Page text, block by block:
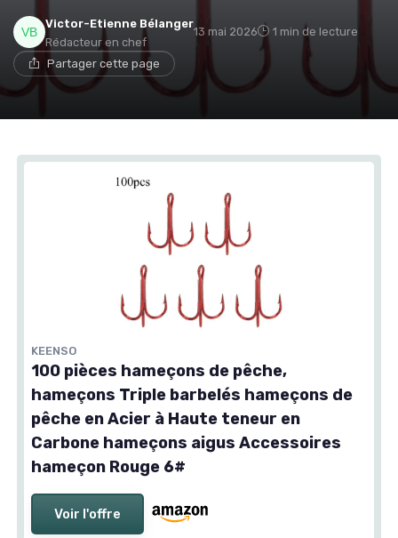
Victor-Etienne Bélanger
Rédacteur en chef
13 mai 2026 1 min de lecture
Partager cette page
KEENSO
100 pièces hameçons de pêche,
hameçons Triple barbelés hameçons de
pêche en Acier à Haute teneur en
Carbone hameçons aigus Accessoires
hameçon Rouge 6#
Voir l'offre